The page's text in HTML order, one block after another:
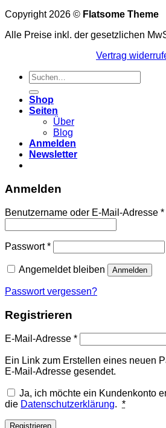
Copyright 2026 © Flatsome Theme
Alle Preise inkl. der gesetzlichen
Vertrag
Suchen
nach:
Shop
Seiten
Über
Blog
Anmelden
Newsletter
Anmelden
Benutzername oder E-Mail-Adresse *
Passwort*Erforderlich
Angemeldet bleiben Anmelden
Passwort vergessen?
Registrieren
E-Mail-Adresse *Erforderlich
Ein Link zum Erstellen eines neuen
E-Mail-Adresse gesendet.
Ja, ich möchte ein Kundenkonto
die Datenschutzerklärung. *
Registrieren